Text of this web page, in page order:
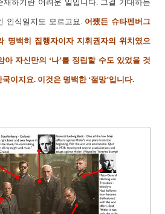
재하기란 어려운 일입니다. 그걸 기대하는
인식일지도 모르고요. 어쨌든 슈타펜버그
명백히 집행자이자 지휘권자의 위치였으
아 자신만의 ‘나’를 정립할 수도 있었을 것
이지요. 이것은 명백한 ‘절망’입니다.